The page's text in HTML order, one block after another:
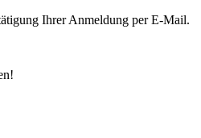
Ihrer Anmeldung per E-Mail.